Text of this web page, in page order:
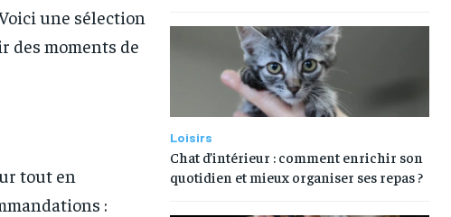
une sélection
des moments de
tout en
:
Loisirs
Chat d’intérieur : comment enrichir son
quotidien et mieux organiser ses repas ?